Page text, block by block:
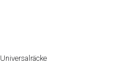
Universalräcke